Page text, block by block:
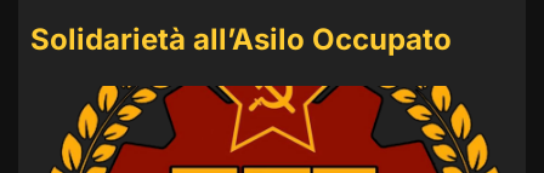
Solidarietà all’Asilo Occupato